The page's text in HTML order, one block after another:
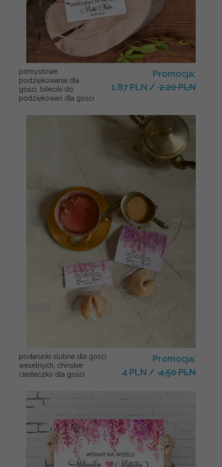
pomysłowe
podziękowania dla
gości, bileciki do
podziękowań dla gości
Promocja:
1.87 PLN / 2.20 PLN
podarunki ślubne dla gości
weselnych, chińskie
ciasteczko dla gości
Promocja:
4 PLN / 4.50 PLN